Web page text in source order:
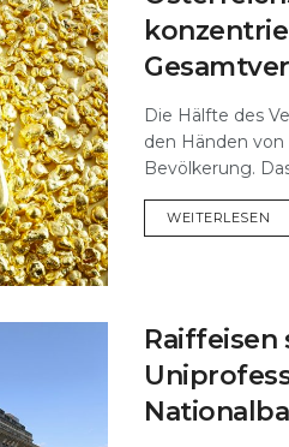
Die Hälfte des
den Händen
Bevölkerung.
WEITERLESEN
Raiffeisen